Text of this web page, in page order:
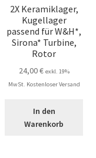
2X Keramiklager,
Kugellager
passend für W&H*,
Sirona* Turbine,
Rotor
24,00€ exkl. 19%
MwSt. Kostenloser Versand
In den
Warenkorb